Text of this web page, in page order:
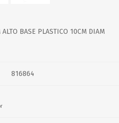
BASE PLASTICO 10CM DIAM
816864